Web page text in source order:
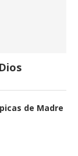
de Madre